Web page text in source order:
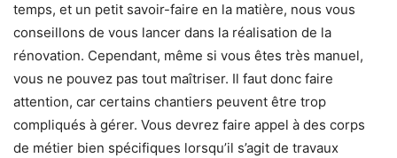
temps, et un petit savoir-faire en la matière, nous vous
conseillons de vous lancer dans la réalisation de la
rénovation. Cependant, même si vous êtes très manuel,
vous ne pouvez pas tout maîtriser. Il faut donc faire
attention, car certains chantiers peuvent être trop
compliqués à gérer. Vous devrez faire appel à des corps
de métier bien spécifiques lorsqu’il s’agit de travaux